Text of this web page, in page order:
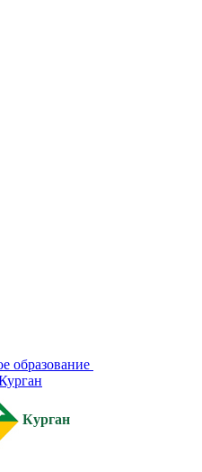
образование
Курган